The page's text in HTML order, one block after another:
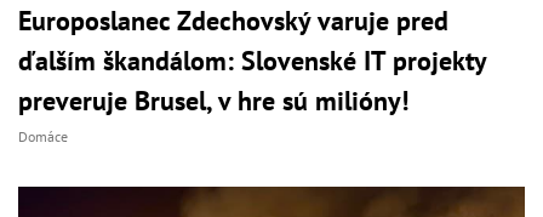
Europoslanec Zdechovský varuje pred
ďalším škandálom: Slovenské IT projekty
preveruje Brusel, v hre sú milióny!
Domáce